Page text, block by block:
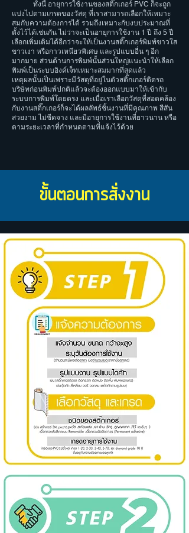
ทั้งนี้ อายุการใช้งานของสติ๊กเกอร์ PVC ก็จะถูก
แบ่งไปตามเกรดของวัสดุ ที่เราสามารถเลือกให้เหมาะ
สมกับความต้องการได้ รวมถึงเหมาะกับงบประมาณที่
ตั้งไว้ได้เช่นกัน ไม่ว่าจะเป็นอายุการใช้งาน 1 ปี ถึง 5 ปี
เลือกเพิ่มเติมได้อีกว่าจะให้เป็นงานสติ๊กเกอร์พิมพ์ขาวใส
ขาวเงา หรือกาวเหนียวพิเศษ และรูปแบบอื่น ๆ อีก
มากมาย ส่วนด้านการพิมพ์นั้นส่วนใหญ่แนะนำให้เลือก
พิมพ์เป็นระบบอิงค์เจ็ทเหมาะสมมากที่สุดแล้ว
เหตุผลนั้นเป็นเพราะมีวัสดุที่อยู่ในตัวสติ๊กเกอร์ติดรถ
บริษัทก่อนพิมพ์ปกติแล้วจะต้องออกแบบมาให้เข้ากับ
ระบบการพิมพ์โดยตรง และเมื่อเราเลือกวัสดุที่สอดคล้อง
กับงานสติ๊กเกอร์ก็จะได้ผลลัพธ์ชิ้นงานที่มีคุณภาพ สีสัน
สวยงาม ไม่ซีดจาง และมีอายุการใช้งานที่ยาวนาน หรือ
ตามระยะเวลาที่กำหนดตามที่แจ้งไว้ด้วย
ขั้นตอนการสั่งงาน